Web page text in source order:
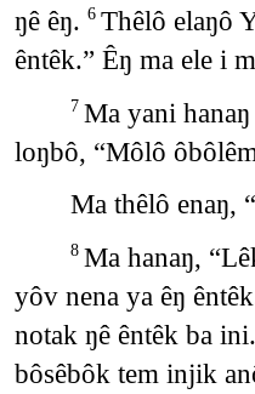
ŋê êŋ. 6 Thêlô elaŋô
êntêk.” Êŋ ma ele i
7 Ma yani
loŋbô, “Môlô
Ma thêlô enaŋ,
8 Ma hanaŋ,
yôv nena ya êŋ
notak ŋê êntêk ba
bôsêbôk tem injik